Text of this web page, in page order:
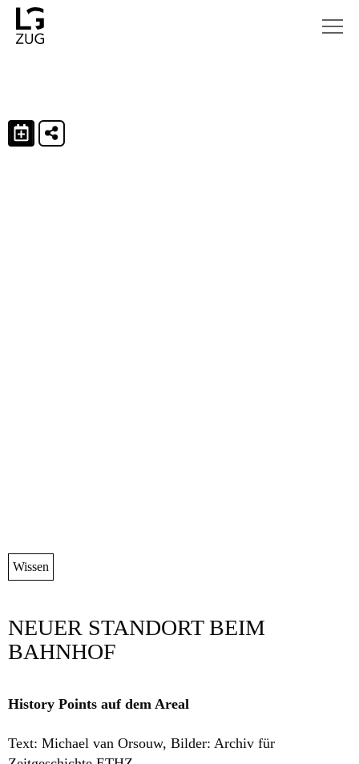
Wissen
NEUER STANDORT BEIM
BAHNHOF
History Points auf dem Areal
Text: Michael van Orsouw, Bilder: Archiv für